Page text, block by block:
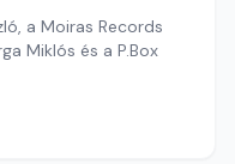
a Moiras Records
Miklós és a P.Box